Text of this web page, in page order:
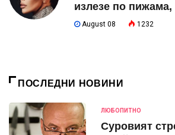
излезе по пижама,
August 08 1232
ПОСЛЕДНИ НОВИНИ
ЛЮБОПИТНО
Суровият